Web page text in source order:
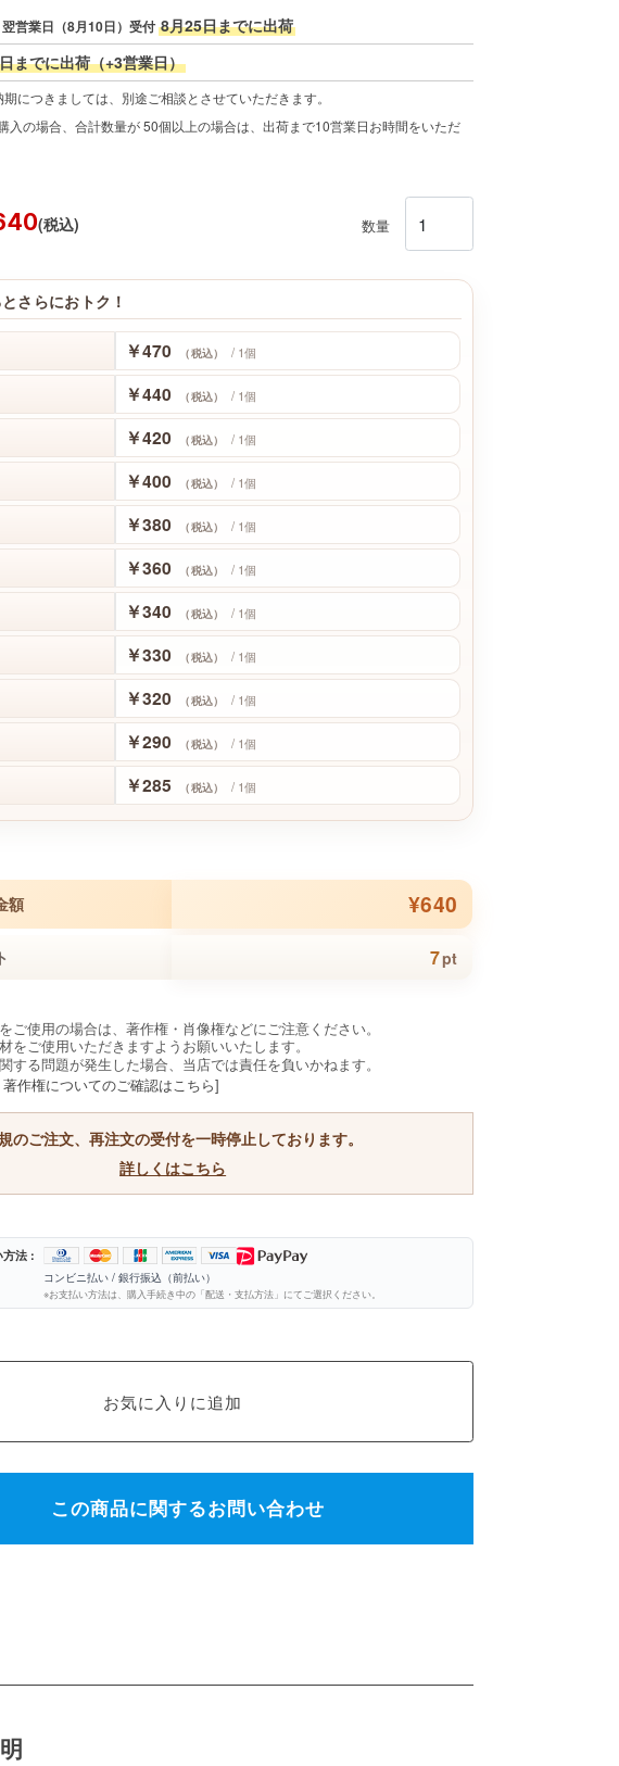
営業日（8月10日）受付 8月25日までに出荷
までに出荷（+3営業日）
につきましては、別途ご相談とさせていただきます。
入の場合、合計数量が 50個以上の場合は、出荷まで10営業日お時間をいただ
(税込) 数量
さらにおトク！
￥470 （税込） / 1個
￥440 （税込） / 1個
￥420 （税込） / 1個
￥400 （税込） / 1個
￥380 （税込） / 1個
￥360 （税込） / 1個
￥340 （税込） / 1個
￥330 （税込） / 1個
￥320 （税込） / 1個
￥290 （税込） / 1個
￥285 （税込） / 1個
額 ¥640
7pt
ご使用の場合は、著作権・肖像権などにご注意ください。
をご使用いただきますようお願いいたします。
する問題が発生した場合、当店では責任を負いかねます。
作権についてのご確認はこちら]
のご注文、再注文の受付を一時停止しております。
詳しくはこちら
方法 :
コンビニ払い / 銀行振込（前払い）
※お支払い方法は、購入手続き中の「配送・支払方法」にてご選択ください。
この商品に関するお問い合わせ